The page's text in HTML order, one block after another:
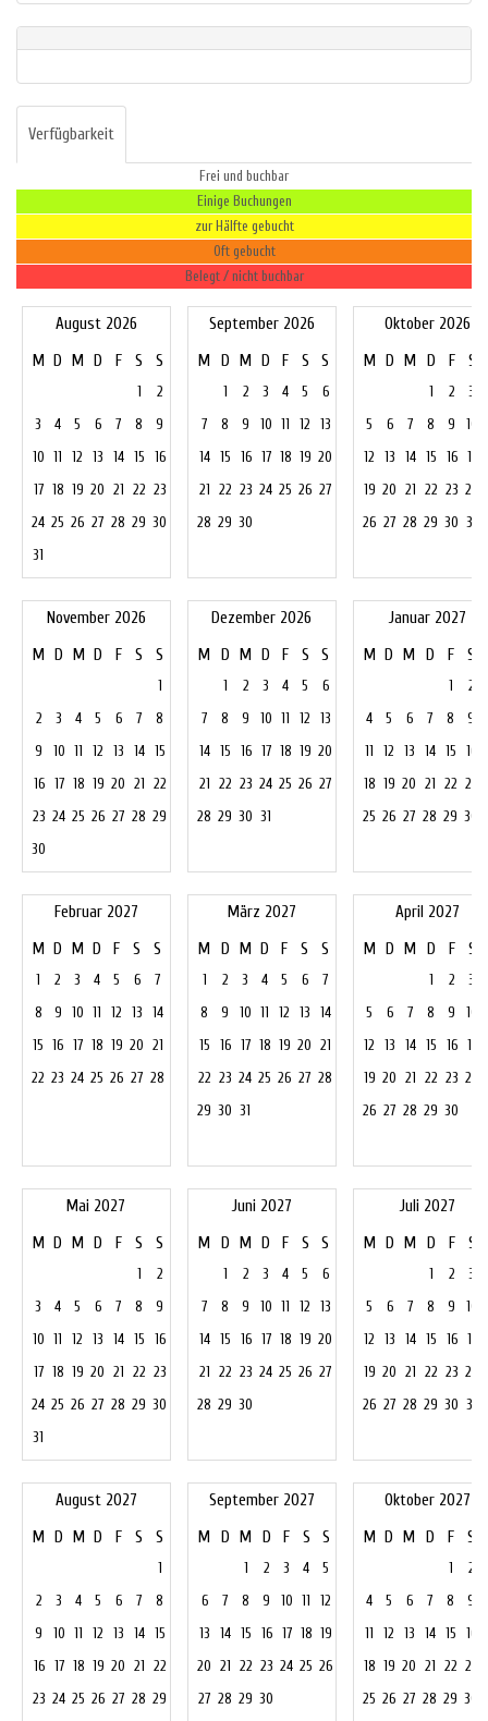
Verfügbarkeit
Frei und buchbar
Einige Buchungen
zur Hälfte gebucht
Oft gebucht
Belegt / nicht buchbar
August 2026
M
D M D F S S
1
2
3
4 5 6 7 8
9
10 11 12 13 14 15
16
17 18 19 20 21 22 23
24 25 26 27 28 29 30
31
September 2026
M
D M D F S S
1 2 3 4 5
6
7
8 9 10 11 12
13
14
15 16 17 18 19 20
21
22 23 24 25 26 27
28 29 30
Oktober 2026
M
D M D F S
1 2
3
5
6 7 8 9 10
12
13 14 15 16 17
19 20 21 22 23 24
26 27 28 29 30 31
November 2026
M
D M D F S S
1
2
3 4 5 6 7
8
9
10 11 12 13 14
15
16
17 18 19 20 21
22
23 24 25 26 27 28 29
30
Dezember 2026
M
D M D F S S
1 2 3 4 5
6
7
8 9 10 11 12
13
14
15 16 17 18 19 20
21
22 23 24 25 26 27
28 29 30 31
Januar 2027
M
D M D F S
1
2
4
5 6 7 8 9
11
12 13 14 15 16
18 19 20 21 22 23
25 26 27 28 29 30
Februar 2027
M
D M D F S S
1 2 3 4 5 6
7
8
9 10 11 12 13
14
15 16 17 18 19 20 21
22 23 24 25 26 27 28
März 2027
M
D M D F S S
1 2 3 4 5 6
7
8
9 10 11 12 13
14
15
16 17 18 19 20 21
22 23 24 25 26 27 28
29 30 31
April 2027
M
D M D F S
1 2
3
5
6 7 8 9 10
12
13 14 15 16 17
19 20 21 22 23 24
26 27 28 29 30
Mai 2027
M
D M D F S S
1
2
3
4 5 6 7 8
9
10 11 12 13 14 15
16
17 18 19 20 21 22 23
24 25 26 27 28 29 30
31
Juni 2027
M
D M D F S S
1 2 3 4 5
6
7
8 9 10 11 12
13
14
15 16 17 18 19 20
21
22 23 24 25 26 27
28 29 30
Juli 2027
M
D M D F S
1 2
3
5
6 7 8 9 10
12
13 14 15 16 17
19 20 21 22 23 24
26 27 28 29 30 31
August 2027
M
D M D F S S
1
2
3 4 5 6 7
8
9
10 11 12 13 14
15
16
17 18 19 20 21
22
23 24 25 26 27 28 29
September 2027
M
D M D F S S
1 2 3 4
5
6
7 8 9 10 11
12
13
14 15 16 17 18 19
20 21 22 23 24 25 26
27 28 29 30
Oktober 2027
M
D M D F S
1
2
4
5 6 7 8 9
11
12 13 14 15 16
18 19 20 21 22 23
25 26 27 28 29 30